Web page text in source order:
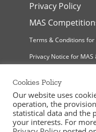
Privacy Policy
MAS
Terms & Conditions for
Privacy Notice for MAS
Cookies Policy
Our website uses
operation, the
statistical data and the
your interests. For